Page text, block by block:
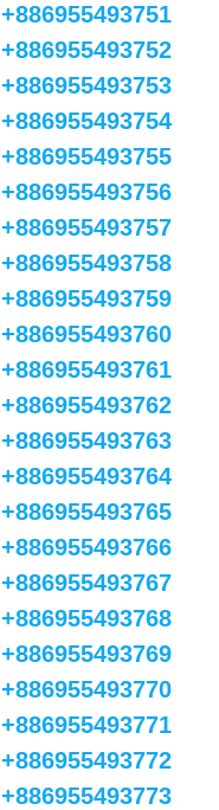
+886955493751
+886955493752
+886955493753
+886955493754
+886955493755
+886955493756
+886955493757
+886955493758
+886955493759
+886955493760
+886955493761
+886955493762
+886955493763
+886955493764
+886955493765
+886955493766
+886955493767
+886955493768
+886955493769
+886955493770
+886955493771
+886955493772
+886955493773